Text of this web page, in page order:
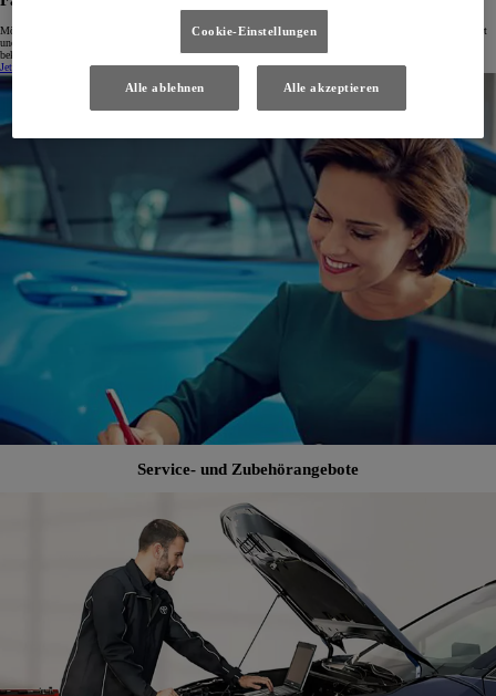
Möchten Sie Ihr gebrauchtes Auto in Zahlung geben? Unser Autohaus ermittelt gerne den aktuellen Marktwert
und macht ein faires Angebot. Seriosität und Aufrichtigkeit gelte auch in diesem Fall. Denn dafür ist Toyota
bekannt. Melden Sie sich bei uns.
Jetzt prüfen
(Öffnet ein neues Fenster)
Service- und Zubehörangebote
Cookie-Einstellungen
Alle ablehnen Alle akzeptieren